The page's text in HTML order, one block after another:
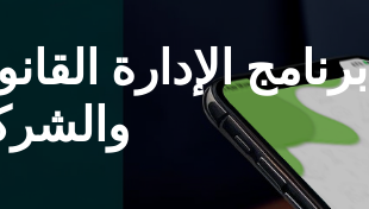
برنامج الإدارة